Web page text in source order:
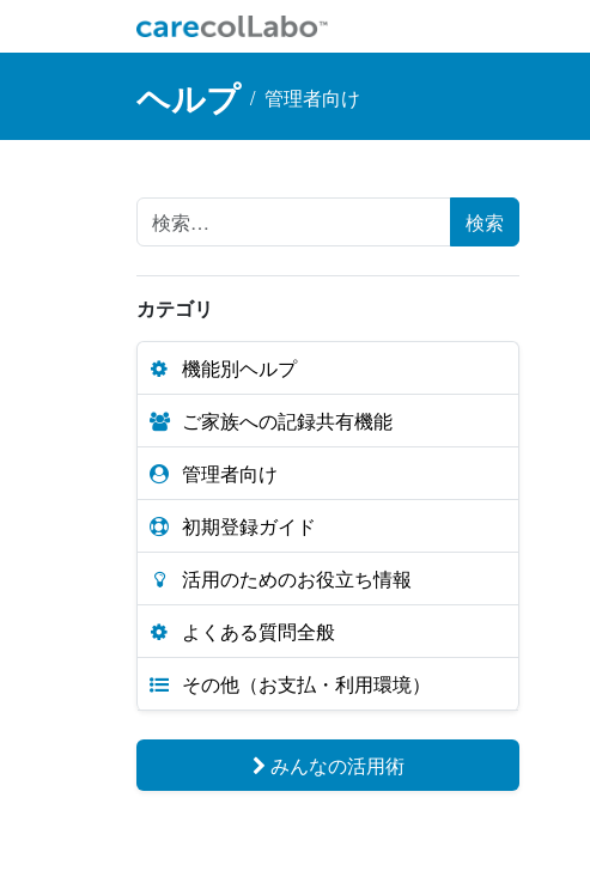
コンテンツへスキップ
Main Navigation
ヘルプ / 管理者向け
Search for:
カテゴリ
機能別ヘルプ
ご家族への記録共有機能
管理者向け
初期登録ガイド
活用のためのお役立ち情報
よくある質問全般
その他（お支払・利用環境）
みんなの活用術